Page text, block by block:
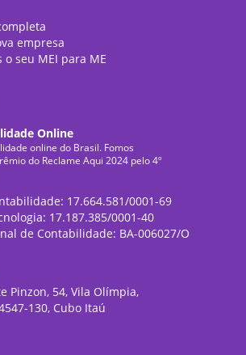
empresa
seu MEI para ME
Online
online do Brasil. Fomos
do Reclame Aqui 2024 pelo 4º
17.664.581/0001-69
17.187.385/0001-40
de Contabilidade: BA-006027/O
Pinzon, 54, Vila Olímpia,
130, Cubo Itaú